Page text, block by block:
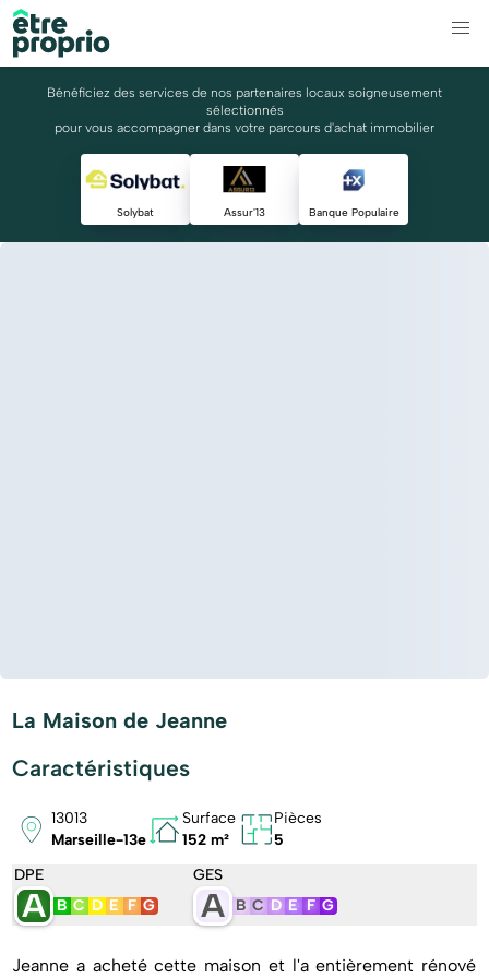
Bénéficiez des services de nos partenaires locaux soigneusement
sélectionnés
pour vous accompagner dans votre parcours d'achat immobilier
Solybat Assur'13 Banque Populaire
La Maison de Jeanne
Caractéristiques
13013
Marseille-13e
Surface
152 m²
Pièces
5
DPE
A B C D E F G
GES
A B C D E F G
Jeanne a acheté cette maison et l'a entièrement rénové